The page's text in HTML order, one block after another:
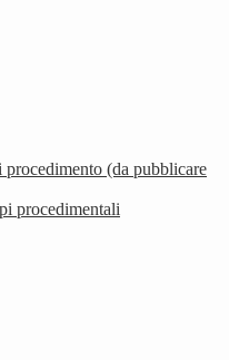
(da pubblicare
procedimentali